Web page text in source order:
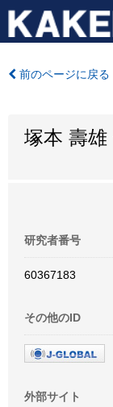
前のページに戻る
塚本 壽雄
研究者番号
60367183
その他のID
外部サイト